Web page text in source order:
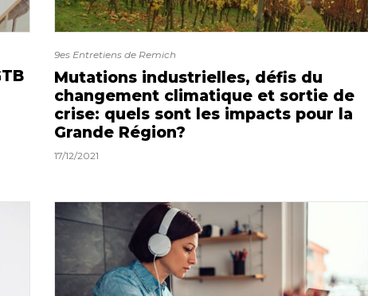
9es Entretiens de Remich
Mutations industrielles, défis du
changement climatique et sortie de
crise: quels sont les impacts pour la
Grande Région?
17/12/2021